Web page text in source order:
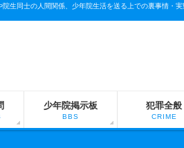
生同士の人間関係、少年院生活を送る上での裏事情・
少年院掲示板
BBS
犯罪全般
CRIME